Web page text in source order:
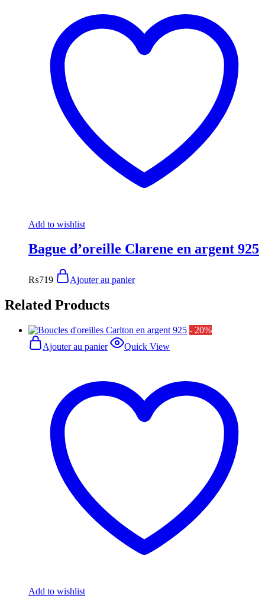
Add to wishlist
Bague d’oreille Clarene en argent 925
₨719 Ajouter au panier
Related Products
- 20%
Ajouter au panier
Quick View
Add to wishlist